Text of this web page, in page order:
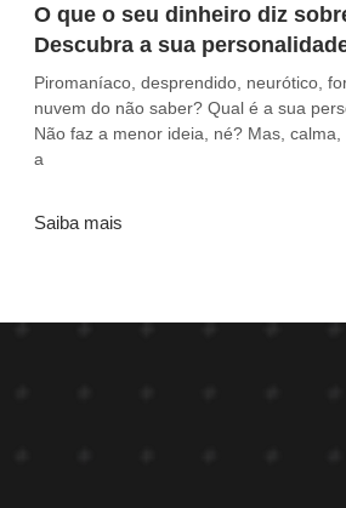
O que o seu dinheiro diz
Descubra a sua
Piromaníaco, desprendido, neurótico,
nuvem do não saber? Qual é a sua
Não faz a menor ideia, né? Mas,
a
Saiba mais